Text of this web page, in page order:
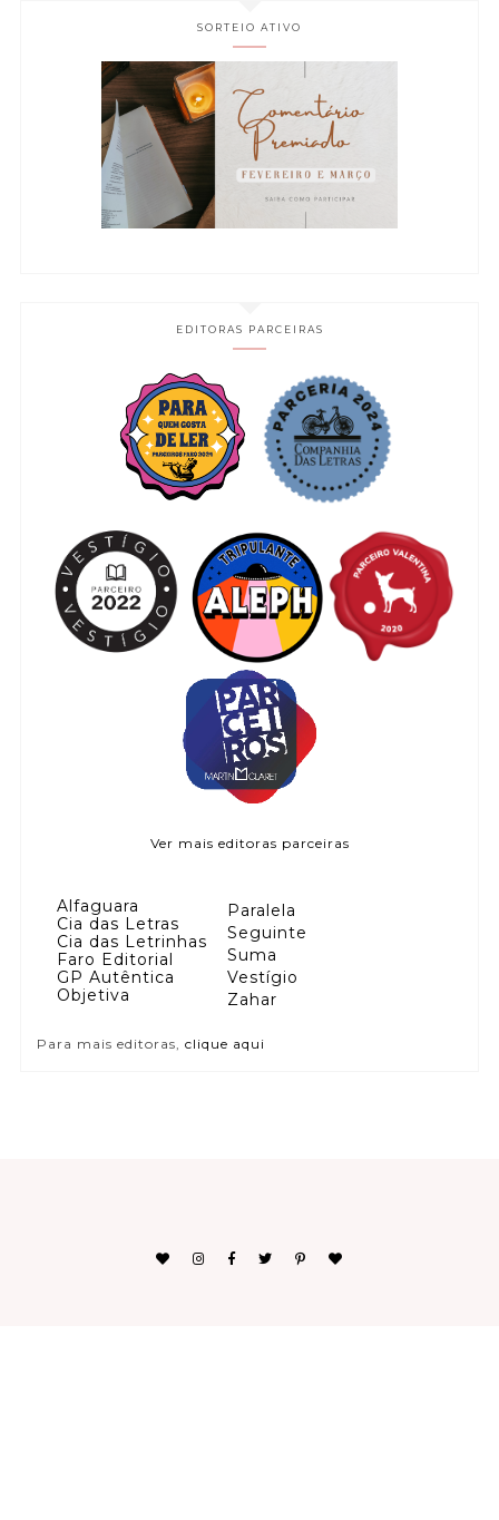
SORTEIO ATIVO
EDITORAS PARCEIRAS
Ver mais editoras parceiras
Alfaguara
Cia das Letras
Cia das Letrinhas
Faro Editorial
GP Autêntica
Objetiva
Paralela
Seguinte
Suma
Vestígio
Zahar
Para mais editoras, clique aqui